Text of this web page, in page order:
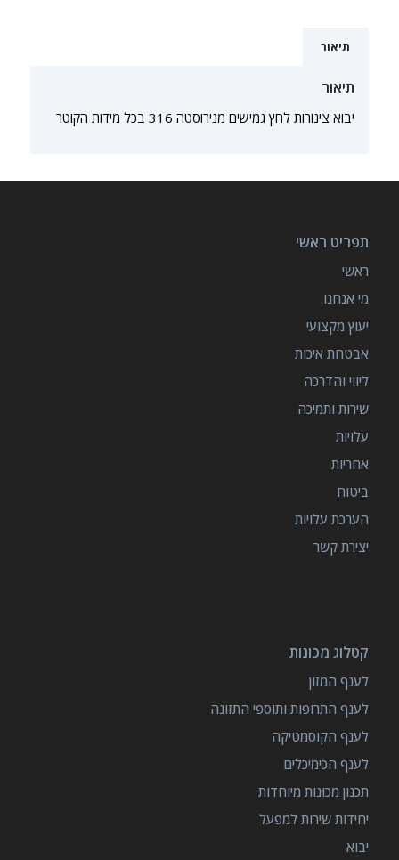
תיאור
תיאור
יבוא צינורות לחץ גמישים מנירוסטה 316 בכל מידות הקוטר
תפריט ראשי
ראשי
מי אנחנו
יעוץ מקצועי
אבטחת איכות
ליווי והדרכה
שירות ותמיכה
עלויות
אחריות
ביטוח
הערכת עלויות
יצירת קשר
קטלוג מכונות
לענף המזון
לענף התרופות ותוספי התזונה
לענף הקוסמטיקה
לענף הכימיכלים
תכנון מכונות מיוחדות
יחידות שירות למפעל
יבוא